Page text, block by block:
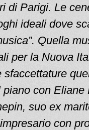
di Parigi. Le
ideali dove
Quella
per la Nuova
piano con Eliane
suo ex
con